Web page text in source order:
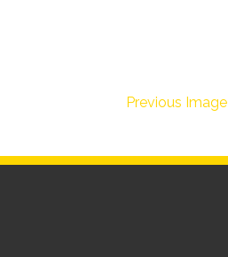
Previous Image